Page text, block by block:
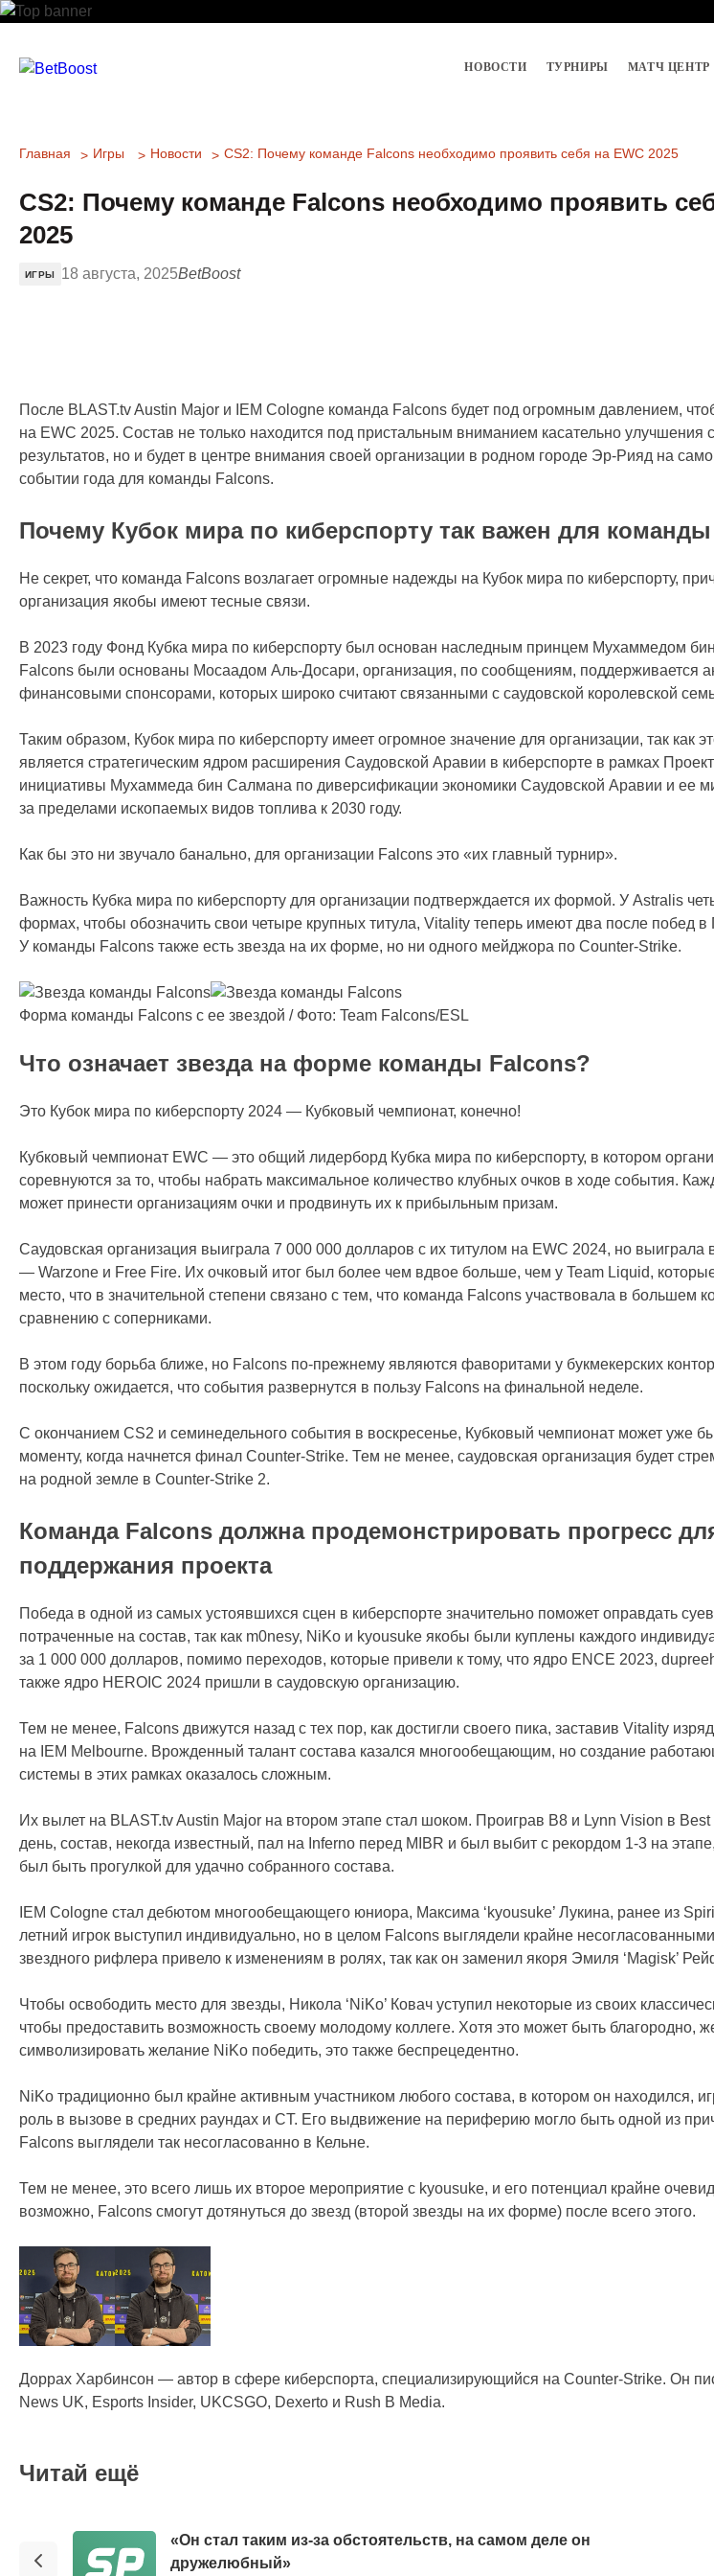
НОВОСТИ ТУРНИРЫ МАТЧ ЦЕНТР
Главная Игры Новости CS2: Почему команде Falcons необходимо проявить себя на EWC 2025
CS2: Почему команде Falcons необходимо проявить
2025
ИГРЫ 18 августа, 2025BetBoost
После BLAST.tv Austin Major и IEM Cologne команда Falcons будет под огромным давлением,
на EWC 2025. Состав не только находится под пристальным вниманием касательно улучшения
результатов, но и будет в центре внимания своей организации в родном городе Эр-Рияд на
событии года для команды Falcons.
Почему Кубок мира по киберспорту так важен для
Не секрет, что команда Falcons возлагает огромные надежды на Кубок мира по киберспорту,
организация якобы имеют тесные связи.
В 2023 году Фонд Кубка мира по киберспорту был основан наследным принцем Мухаммедом
Falcons были основаны Мосаадом Аль-Досари, организация, по сообщениям, поддерживается
финансовыми спонсорами, которых широко считают связанными с саудовской королевской
Таким образом, Кубок мира по киберспорту имеет огромное значение для организации, так как
является стратегическим ядром расширения Саудовской Аравии в киберспорте в рамках
инициативы Мухаммеда бин Салмана по диверсификации экономики Саудовской Аравии и ее
за пределами ископаемых видов топлива к 2030 году.
Как бы это ни звучало банально, для организации Falcons это «их главный турнир».
Важность Кубка мира по киберспорту для организации подтверждается их формой. У Astralis
формах, чтобы обозначить свои четыре крупных титула, Vitality теперь имеют два после побед
У команды Falcons также есть звезда на их форме, но ни одного мейджора по Counter-Strike.
Форма команды Falcons с ее звездой / Фото: Team Falcons/ESL
Что означает звезда на форме команды Falcons?
Это Кубок мира по киберспорту 2024 — Кубковый чемпионат, конечно!
Кубковый чемпионат EWC — это общий лидерборд Кубка мира по киберспорту, в котором
соревнуются за то, чтобы набрать максимальное количество клубных очков в ходе события.
может принести организациям очки и продвинуть их к прибыльным призам.
Саудовская организация выиграла 7 000 000 долларов с их титулом на EWC 2024, но выиграла
— Warzone и Free Fire. Их очковый итог был более чем вдвое больше, чем у Team Liquid,
место, что в значительной степени связано с тем, что команда Falcons участвовала в большем
сравнению с соперниками.
В этом году борьба ближе, но Falcons по-прежнему являются фаворитами у букмекерских контор
поскольку ожидается, что события развернутся в пользу Falcons на финальной неделе.
С окончанием CS2 и семинедельного события в воскресенье, Кубковый чемпионат может уже
моменту, когда начнется финал Counter-Strike. Тем не менее, саудовская организация будет
на родной земле в Counter-Strike 2.
Команда Falcons должна продемонстрировать прогресс
поддержания проекта
Победа в одной из самых устоявшихся сцен в киберспорте значительно поможет оправдать
потраченные на состав, так как m0nesy, NiKo и kyousuke якобы были куплены каждого
за 1 000 000 долларов, помимо переходов, которые привели к тому, что ядро ENCE 2023,
также ядро HEROIC 2024 пришли в саудовскую организацию.
Тем не менее, Falcons движутся назад с тех пор, как достигли своего пика, заставив Vitality
на IEM Melbourne. Врожденный талант состава казался многообещающим, но создание
системы в этих рамках оказалось сложным.
Их вылет на BLAST.tv Austin Major на втором этапе стал шоком. Проиграв B8 и Lynn Vision в
день, состав, некогда известный, пал на Inferno перед MIBR и был выбит с рекордом 1-3 на
был быть прогулкой для удачно собранного состава.
IEM Cologne стал дебютом многообещающего юниора, Максима ‘kyousuke’ Лукина, ранее из
летний игрок выступил индивидуально, но в целом Falcons выглядели крайне
звездного рифлера привело к изменениям в ролях, так как он заменил якоря Эмиля ‘Magisk’
Чтобы освободить место для звезды, Никола ‘NiKo’ Ковач уступил некоторые из своих
чтобы предоставить возможность своему молодому коллеге. Хотя это может быть благородно,
символизировать желание NiKo победить, это также беспрецедентно.
NiKo традиционно был крайне активным участником любого состава, в котором он находился,
роль в вызове в средних раундах и CT. Его выдвижение на периферию могло быть одной из
Falcons выглядели так несогласованно в Кельне.
Тем не менее, это всего лишь их второе мероприятие с kyousuke, и его потенциал крайне
возможно, Falcons смогут дотянуться до звезд (второй звезды на их форме) после всего этого.
Доррах Харбинсон — автор в сфере киберспорта, специализирующийся на Counter-Strike. Он
News UK, Esports Insider, UKCSGO, Dexerto и Rush B Media.
Читай ещё
«Он стал таким из-за обстоятельств, на самом деле он
дружелюбный»